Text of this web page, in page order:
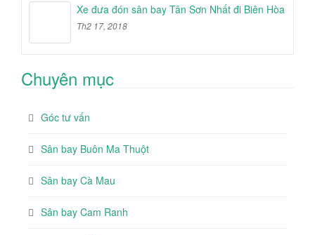
Xe đưa đón sân bay Tân Sơn Nhất đi Biên Hòa
Th2 17, 2018
Chuyên mục
Góc tư vấn
Sân bay Buôn Ma Thuột
Sân bay Cà Mau
Sân bay Cam Ranh